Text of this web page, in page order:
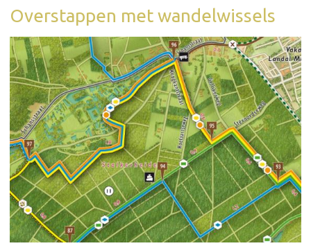
Overstappen met wandelwissels